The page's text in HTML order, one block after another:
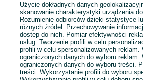
Popularne wyszukiwania
Użycie dokładnych danych
skanowanie charakterystyki urządzenia
Rozumienie odbiorców dzięki statystyce
różnych źródeł. Przechowywanie
dostęp do nich. Pomiar efektywności
usług. Tworzenie profili w celu
profili w celu spersonalizowanych reklam.
ograniczonych danych do wyboru reklam.
ograniczonych danych do wyboru treści.
treści. Wykorzystanie profili do wyboru